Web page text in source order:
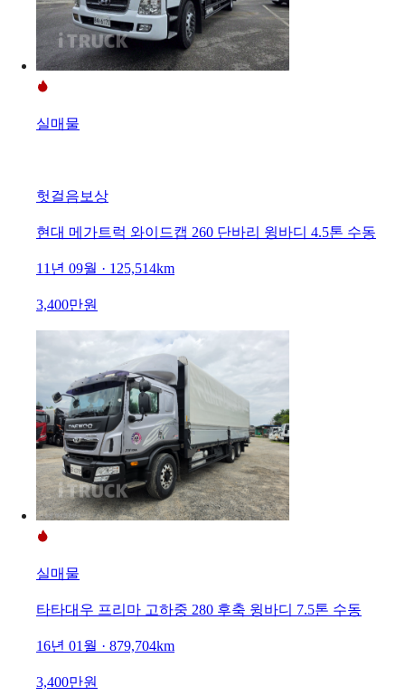
실매물
헛걸음보상
현대 메가트럭 와이드캡 260 단바리 윙바디 4.5톤 수동
11년 09월 · 125,514km
3,400만원
실매물
타타대우 프리마 고하중 280 후축 윙바디 7.5톤 수동
16년 01월 · 879,704km
3,400만원